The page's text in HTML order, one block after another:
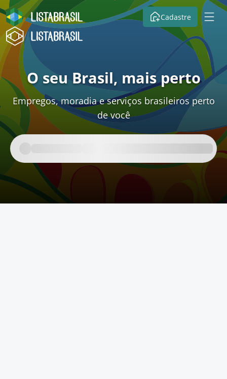
O seu Brasil, mais perto
Empregos, moradia e serviços brasileiros perto
de você
Cadastre